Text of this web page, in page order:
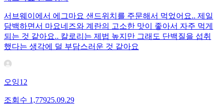
서브웨이에서 에그마요 샌드위치를 주문해서 먹었어요.. 제일
담백하면서 마요네즈와 계란의 고소한 맛이 좋아서 자주 먹게
되는 것 같아요.. 칼로리는 제법 높지만 그래도 단백질을 섭취
했다는 생각에 덜 부담스러운 것 같아요
오잉12
조회수 1,77925.09.29